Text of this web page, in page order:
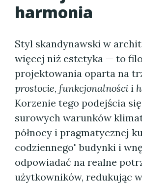
harmonia
Styl skandynawski w
więcej niż estetyka — to
projektowania oparta na
prostocie, funkcjonalności i
Korzenie tego podejścia
surowych warunków
północy i pragmatycznej
codziennego" budynki i
odpowiadać na realne
użytkowników, redukując